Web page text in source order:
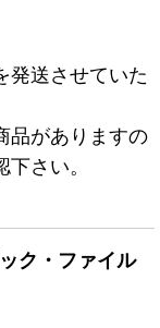
発送させていた
品がありますの
さい。
ク・ファイル